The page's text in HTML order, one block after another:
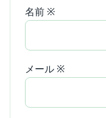
名前 ※
メール ※